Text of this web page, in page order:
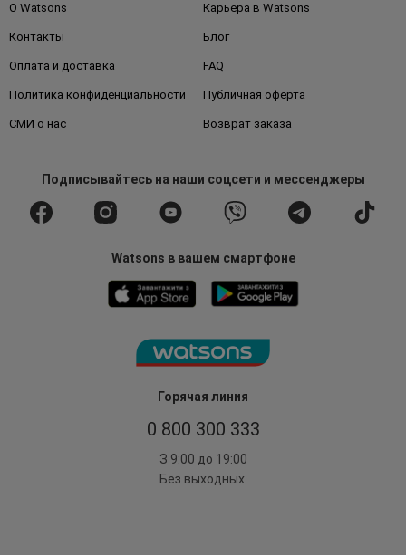
Горячая линия
0 800 300 333
З 9:00 до 19:00
Без выходных
О Watsons Карьера в Watsons
Контакты Блог
Оплата и доставка FAQ
Политика конфиденциальности Публичная оферта
СМИ о нас Возврат заказа
Подписывайтесьна наши соцсети и мессенджеры
Watsons в вашем смартфоне